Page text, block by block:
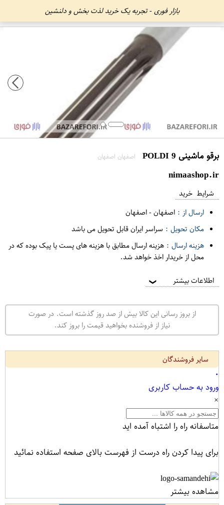
بازار فوری - تجربه یک خرید لذت بخش و دلنشین
برقو ماشینی 9 POLDI اصفهان اصفهان
nimaashop.ir
شرایط خرید
ارسال از : اصفهان-اصفهان
مکان تحویل : سراسر ایران قابل تحویل می باشد
هزینه ارسال : هزینه ارسال مطابق با هزینه های پست یا پیک بوده که در
محل از خریدار اخذ خواهد شد.
اطلاعات بیشتر ❯
از بروز رسانی این کالا بیش از صد روز گذشته است. در صورت
نیاز از فروشنده بخواهید قیمت را بروز کند.
سایر فروشندگان
۰
ورود به حساب کاربری
×
متاسفانه راه را اشتباه آمده اید
برای پیدا کردن راه درست از فهرست بالای صفحه استفاده نمائید
مشاهده بیشتر